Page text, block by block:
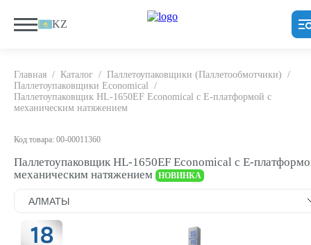
KZ
Главная / Каталог / Паллетоупаковщики (Паллетообмотчики) /
Паллетоупаковщики Economical
/
Паллетоупаковщик HL-1650EF Economical с E-платформой с
механическим натяжением
Код товара: 00-00011360
Паллетоупаковщик HL-1650EF Economical с E-
механическим натяжением НОВИНКА